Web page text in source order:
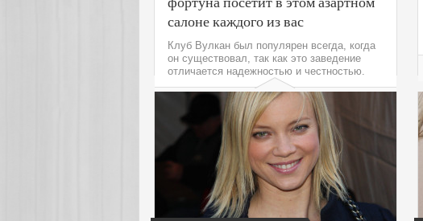
салоне каждого из вас
Клуб Вулкан был популярен всегда, когда
он существовал, так как это заведение
отличается надежностью и честностью.
Читать далее